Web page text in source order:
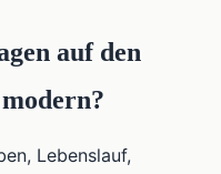
auf den
Lebenslauf,